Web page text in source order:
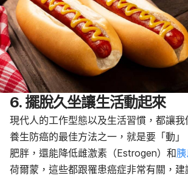
6. 擺脫久坐讓生活動起來
現代人的工作型態以及生活習慣，都讓
養生防癌的最佳方法之一，就是要「動
肥胖，還能降低雌激素（Estrogen）和
荷爾蒙，這些都跟罹患癌症非常有關，建